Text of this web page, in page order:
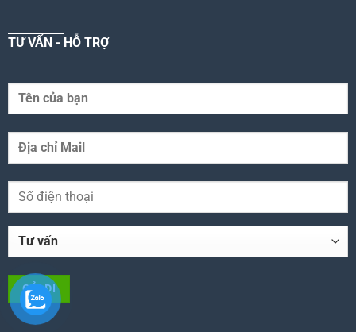
TƯ VẤN - HỖ TRỢ